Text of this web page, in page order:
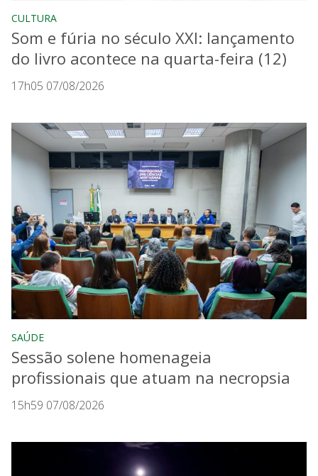
CULTURA
Som e fúria no século XXI: lançamento
do livro acontece na quarta-feira (12)
17h05 07/08/2026
SAÚDE
Sessão solene homenageia
profissionais que atuam na necropsia
15h59 07/08/2026